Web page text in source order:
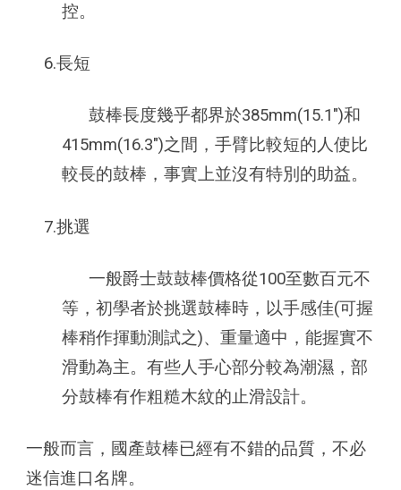
控。
6.長短
鼓棒長度幾乎都界於385mm(15.1")和
415mm(16.3")之間，手臂比較短的人使比
較長的鼓棒，事實上並沒有特別的助益。
7.挑選
一般爵士鼓鼓棒價格從100至數百元不
等，初學者於挑選鼓棒時，以手感佳(可握
棒稍作揮動測試之)、重量適中，能握實不
滑動為主。有些人手心部分較為潮濕，部
分鼓棒有作粗糙木紋的止滑設計。
一般而言，國產鼓棒已經有不錯的品質，不必
迷信進口名牌。